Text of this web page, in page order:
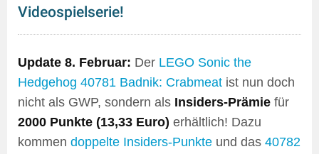
Videospielserie!
Update 8. Februar: Der LEGO Sonic the
Hedgehog 40781 Badnik: Crabmeat ist nun doch
nicht als GWP, sondern als Insiders-Prämie für
2000 Punkte (13,33 Euro) erhältlich! Dazu
kommen doppelte Insiders-Punkte und das 40782